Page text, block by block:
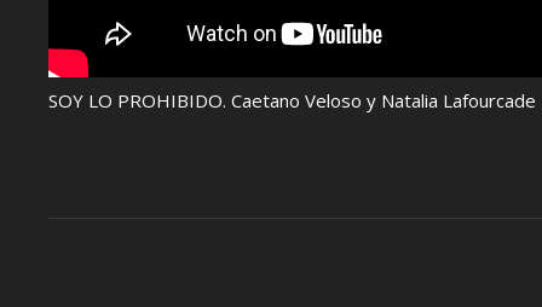
SOY LO PROHIBIDO. Caetano Veloso y Natalia Lafourcade